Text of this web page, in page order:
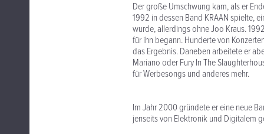
Der große Umschwung kam, als er
1992 in dessen Band KRAAN spielte,
wurde, allerdings ohne Joo Kraus.
für ihn begann. Hunderte von
das Ergebnis. Daneben arbeitete er
Mariano oder Fury In The
für Werbesongs und anderes mehr.
Im Jahr 2000 gründete er eine neue
jenseits von Elektronik und Digitalem